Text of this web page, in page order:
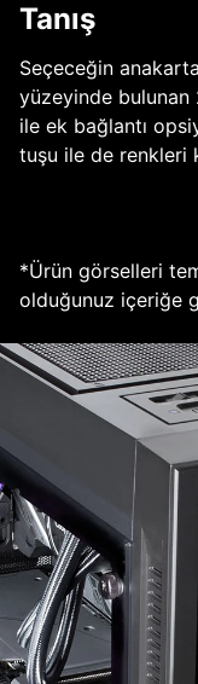
Tanış
Seçeceğin
yüzeyinde bulunan
ile ek bağlantı
tuşu ile de renkleri
*Ürün görselleri
olduğunuz içeriğe